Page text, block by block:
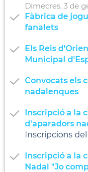
Dimecres, 3 de
Fàbrica de
fanalets
Els Reis
Municipal
Convocats els
nadalenques
Inscripció a la
d'aparadors
Inscripcions
Inscripció a la
Nadal "Jo